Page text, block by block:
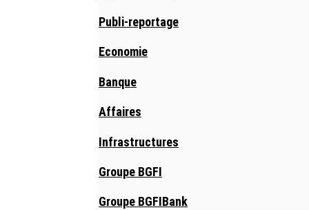
Publi-reportage
Economie
Banque
Affaires
Infrastructures
Groupe BGFI
Groupe BGFIBank